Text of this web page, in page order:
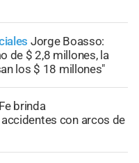
Jorge Boasso:
de $ 2,8 millones, la
los $ 18 millones"
brinda
con arcos de